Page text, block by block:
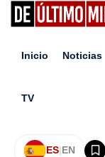
Inicio Noticias
TV
ES|EN